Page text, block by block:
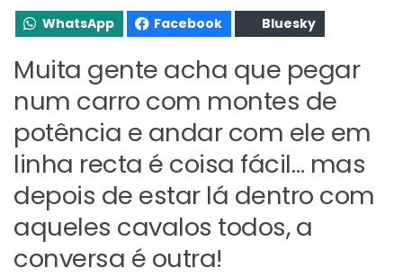
WhatsApp Facebook Bluesky
Muita gente acha que pegar
num carro com montes de
potência e andar com ele em
linha recta é coisa fácil… mas
depois de estar lá dentro com
aqueles cavalos todos, a
conversa é outra!